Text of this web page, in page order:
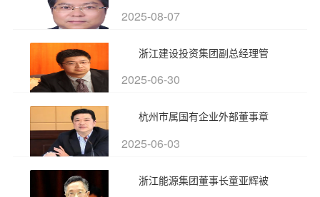
2025-08-07
浙江建设投资集团副总经理管
2025-06-30
杭州市属国有企业外部董事章
2025-06-03
浙江能源集团董事长童亚辉被